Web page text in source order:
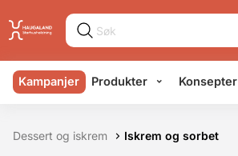
Kampanjer Produkter Konsepter
Dessert og iskrem Iskrem og sorbet